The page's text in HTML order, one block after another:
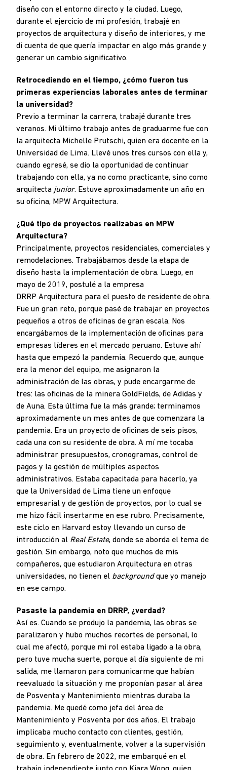
diseño con el entorno directo y la ciudad. Luego,
durante el ejercicio de mi profesión, trabajé en
proyectos de arquitectura y diseño de interiores, y me
di cuenta de que quería impactar en algo más grande y
generar un cambio significativo.
Retrocediendo en el tiempo, ¿cómo fueron tus
primeras experiencias laborales antes de terminar
la universidad?
Previo a terminar la carrera, trabajé durante tres
veranos. Mi último trabajo antes de graduarme fue con
la arquitecta Michelle Prutschi, quien era docente en la
Universidad de Lima. Llevé unos tres cursos con ella y,
cuando egresé, se dio la oportunidad de continuar
trabajando con ella, ya no como practicante, sino como
arquitecta junior. Estuve aproximadamente un año en
su oficina, MPW Arquitectura.
¿Qué tipo de proyectos realizabas en MPW
Arquitectura?
Principalmente, proyectos residenciales, comerciales y
remodelaciones. Trabajábamos desde la etapa de
diseño hasta la implementación de obra. Luego, en
mayo de 2019, postulé a la empresa
DRRP Arquitectura para el puesto de residente de obra.
Fue un gran reto, porque pasé de trabajar en proyectos
pequeños a otros de oficinas de gran escala. Nos
encargábamos de la implementación de oficinas para
empresas líderes en el mercado peruano. Estuve ahí
hasta que empezó la pandemia. Recuerdo que, aunque
era la menor del equipo, me asignaron la
administración de las obras, y pude encargarme de
tres: las oficinas de la minera GoldFields, de Adidas y
de Auna. Esta última fue la más grande; terminamos
aproximadamente un mes antes de que comenzara la
pandemia. Era un proyecto de oficinas de seis pisos,
cada una con su residente de obra. A mí me tocaba
administrar presupuestos, cronogramas, control de
pagos y la gestión de múltiples aspectos
administrativos. Estaba capacitada para hacerlo, ya
que la Universidad de Lima tiene un enfoque
empresarial y de gestión de proyectos, por lo cual se
me hizo fácil insertarme en ese rubro. Precisamente,
este ciclo en Harvard estoy llevando un curso de
introducción al Real Estate, donde se aborda el tema de
gestión. Sin embargo, noto que muchos de mis
compañeros, que estudiaron Arquitectura en otras
universidades, no tienen el backgroundque yo manejo
en ese campo.
Pasaste la pandemia en DRRP, ¿verdad?
Así es. Cuando se produjo la pandemia, las obras se
paralizaron y hubo muchos recortes de personal, lo
cual me afectó, porque mi rol estaba ligado a la obra,
pero tuve mucha suerte, porque al día siguiente de mi
salida, me llamaron para comunicarme que habían
reevaluado la situación y me proponían pasar al área
de Posventa y Mantenimiento mientras duraba la
pandemia. Me quedé como jefa del área de
Mantenimiento y Posventa por dos años. El trabajo
implicaba mucho contacto con clientes, gestión,
seguimiento y, eventualmente, volver a la supervisión
de obra. En febrero de 2022, me embarqué en el